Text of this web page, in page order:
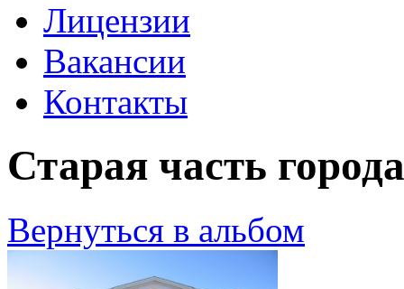
Лицензии
Вакансии
Контакты
Старая часть
Вернуться в альбом